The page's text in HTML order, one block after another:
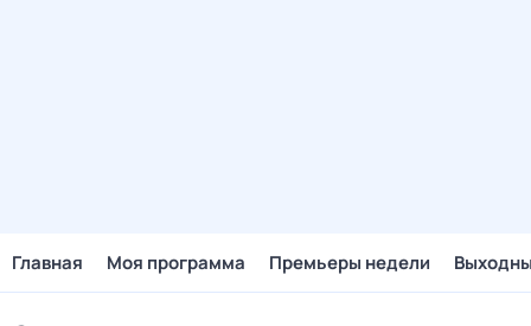
Главная Моя программа Премьеры недели